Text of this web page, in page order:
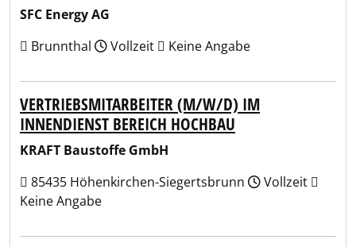
SFC Energy AG
Brunnthal
Vollzeit Keine Angabe
VERTRIEBSMITARBEITER (M/W/D) IM
INNENDIENST BEREICH HOCHBAU
KRAFT Baustoffe GmbH
85435 Höhenkirchen-Siegertsbrunn
Vollzeit
Keine Angabe